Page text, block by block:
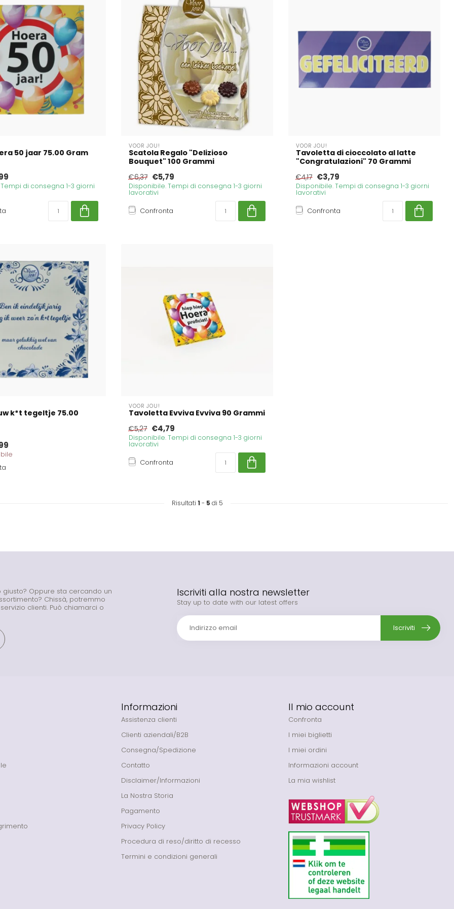
50 jaar 75.00 Gram
di consegna 1-3 giorni
VOOR JOU!
Scatola Regalo "Delizioso
Bouquet" 100 Grammi
€6,37 €5,79
Disponibile. Tempi di consegna 1-3 giorni
lavorativi
Confronta
VOOR JOU!
Tavoletta di cioccolato al latte
"Congratulazioni" 70 Grammi
€4,17 €3,79
Disponibile. Tempi di consegna 1-3 giorni
lavorativi
Confronta
k*t tegeltje 75.00
VOOR JOU!
Tavoletta Evviva Evviva 90 Grammi
€5,27 €4,79
Disponibile. Tempi di consegna 1-3 giorni
lavorativi
Confronta
Risultati 1 - 5 di 5
Oppure sta cercando un
Chissà, potremmo
clienti. Può chiamarci o
Iscriviti alla nostra newsletter
Stay up to date with our latest offers
Iscriviti
Informazioni
Assistenza clienti
Clienti aziendali/B2B
Consegna/Spedizione
Contatto
Disclaimer/Informazioni
La Nostra Storia
Pagamento
Privacy Policy
Procedura di reso/diritto di recesso
Termini e condizioni generali
Il mio account
Confronta
I miei biglietti
I miei ordini
Informazioni account
La mia wishlist